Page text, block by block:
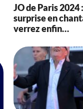
JO de Paris
surprise en
verrez enfin…